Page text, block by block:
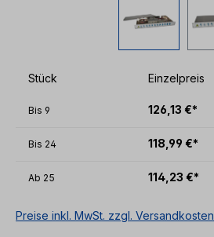
Stück Einzelpreis
Bis 9 126,13 €*
Bis 24 118,99 €*
Ab 25 114,23 €*
Preise inkl. MwSt. zzgl. Versandkosten